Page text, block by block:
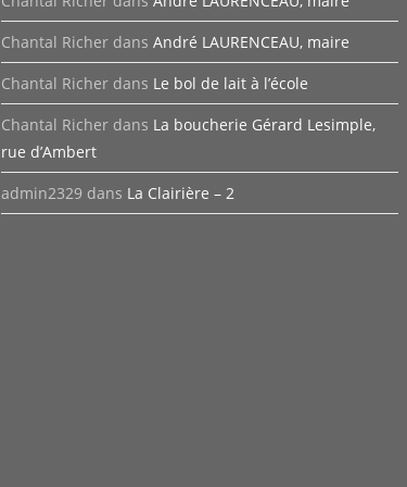
Chantal Richerdans André LAURENCEAU, maire
Chantal Richerdans Le bol de lait à l’école
Chantal Richerdans La boucherie Gérard Lesimple,
rue d’Ambert
admin2329 dans La Clairière – 2